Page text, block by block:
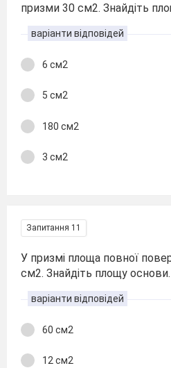
призми 30 см2. Знайдіть
варіанти відповідей
6 см2
5 см2
180 см2
3 см2
Запитання 11
У призмі площа повної
см2. Знайдіть площу основи.
варіанти відповідей
60 см2
12 см2